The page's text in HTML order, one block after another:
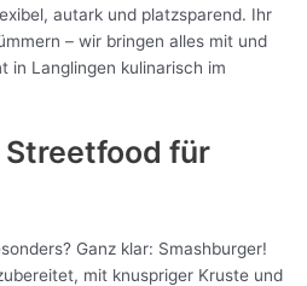
autark und platzsparend. Ihr
– wir bringen alles mit und
in Langlingen kulinarisch im
Streetfood für
Ganz klar: Smashburger!
mit knuspriger Kruste und